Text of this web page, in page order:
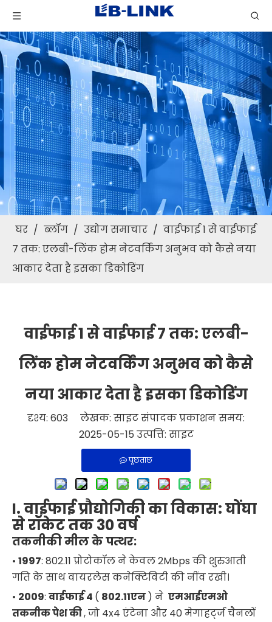
घर / ब्लॉग / उद्योग समाचार / वाईफाई 1 से वाईफाई
7 तक: एलबी-लिंक होम नेटवर्किंग अनुभव को कैसे नया
आकार देता है इसका डिकोडिंग
वाईफाई 1 से वाईफाई 7 तक: एलबी-
लिंक होम नेटवर्किंग अनुभव को कैसे
नया आकार देता है इसका डिकोडिंग
दृश्य: 603 लेखक: साइट संपादक प्रकाशन समय:
2025-05-15 उत्पत्ति: साइट
पूछताछ
I. वाईफाई प्रौद्योगिकी का विकास: घोंघा
से रॉकेट तक 30 वर्ष
तकनीकी मील के पत्थर:
• 1997: 802.11 प्रोटोकॉल ने केवल 2Mbps की शुरुआती
गति के साथ वायरलेस कनेक्टिविटी की नींव रखी।
• 2009: वाईफाई 4 ( 802.11एन ) ने एमआईएमओ
तकनीक पेश की, जो 4x4 एंटेना और 40 मेगाहर्ट्ज चैनलों